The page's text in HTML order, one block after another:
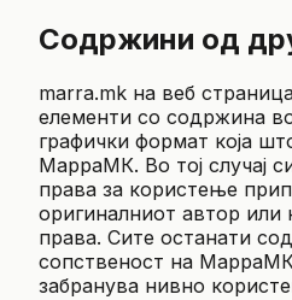
Содржини од
marra.mk на веб
елементи со содржина
графички формат која
МарраМК. Во тој случај
права за користење
оригиналниот автор или
права. Сите останати
сопственост на
забранува нивно